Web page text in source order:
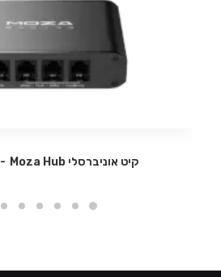
קיט אוניברסלי Moza Hub